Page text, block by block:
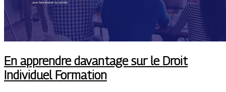
En apprendre davantage sur le Droit
Individuel Formation